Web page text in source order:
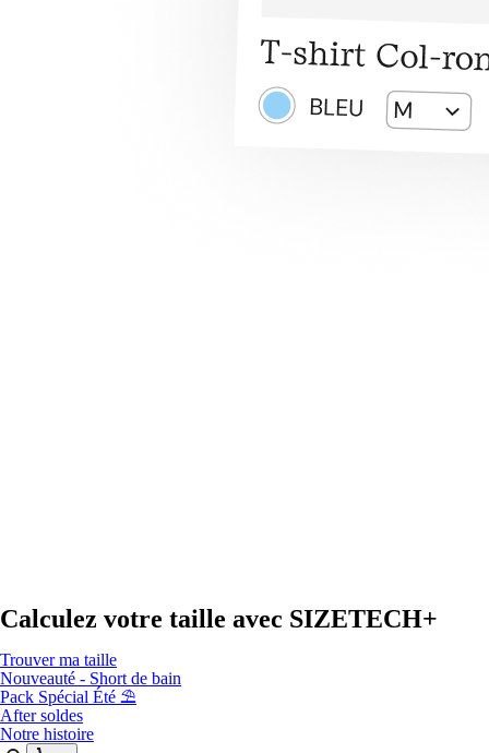
Calculez votre taille avec SIZETECH+
Trouver ma taille
Nouveauté - Short de bain
Pack Spécial Été ⛱️
After soldes
Notre histoire